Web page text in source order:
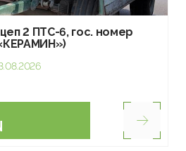
2 ПТС-6, гос. номер